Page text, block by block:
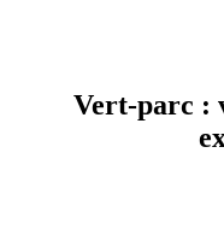
Vert-parc :